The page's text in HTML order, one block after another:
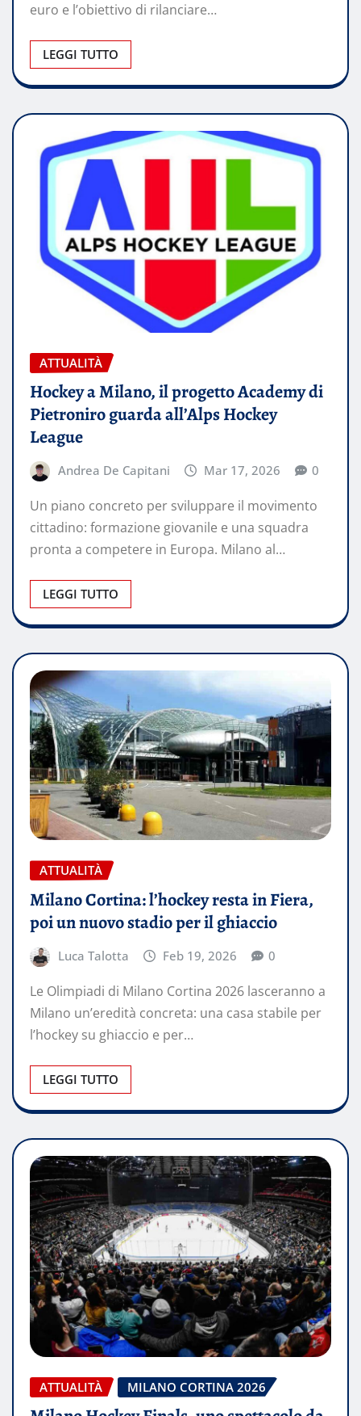
euro e l’obiettivo di rilanciare…
LEGGI TUTTO
ATTUALITÀ
Hockey a Milano, il progetto Academy di
Pietroniro guarda all’Alps Hockey
League
Andrea De Capitani Mar 17, 2026 0
Un piano concreto per sviluppare il movimento
cittadino: formazione giovanile e una squadra
pronta a competere in Europa. Milano al…
LEGGI TUTTO
ATTUALITÀ
Milano Cortina: l’hockey resta in Fiera,
poi un nuovo stadio per il ghiaccio
Luca Talotta Feb 19, 2026 0
Le Olimpiadi di Milano Cortina 2026 lasceranno a
Milano un’eredità concreta: una casa stabile per
l’hockey su ghiaccio e per…
LEGGI TUTTO
ATTUALITÀ MILANO CORTINA 2026